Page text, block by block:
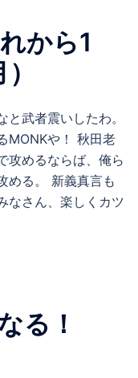
から1
武者震いしたわ。
MONKや！ 秋田老
攻めるならば、俺ら
める。 新義真言も
なさん、楽しくカツ
る！